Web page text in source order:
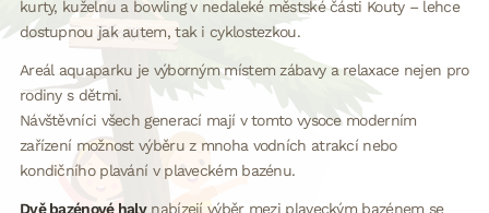
kurty, kuželnu a bowling v nedaleké městské části Kouty – lehce
dostupnou jak autem, tak i cyklostezkou.
Areál aquaparku je výborným místem zábavy a relaxace nejen pro
rodiny s dětmi.
Návštěvníci všech generací mají v tomto vysoce moderním
zařízení možnost výběru z mnoha vodních atrakcí nebo
kondičního plavání v plaveckém bazénu.
Dvě bazénové halynabízejí výběr mezi plaveckým bazénem se